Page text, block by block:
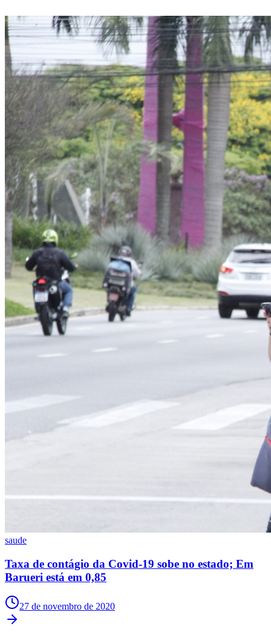
Publicidade Legal
Política
Saúde
Segurança
Cultura
Meio Ambiente
Obras
Educação
Bairros de Barueri
Selecione sua região Para notícias da sua região
Aldeia Aldeia da SerraAldeia de Barueri
Jubran Belval BethavilleBoa
VistaCalifórniaCarapicuíba CentroChácaras Marco
Cidades da
RegiãoCotiaCruz PretaEngenho NovoFazenda
MilitarItapeviJandiraJardim Audir Jardim BelvalJardim
CalifórniaJardim dos AltosJardim dos CamargosJardim
Esperança
Jardim GrazielaJardim Iracema Jardim Itaquiti Jardim
Julio
Jardim LíbanoJardim Maria Cristina Jardim Maria Helena Jardim
MutingaJardim Paraíso Jardim PaulistaJardim ReginaliceJardim São
Luís
Jardim São Pedro Jardim São SilvestreJardim SilveiraJardim
TupãJardim Tupanci MutingaNova AldeinhaOsascoParque dos
Camargos
Parque Imperial Parque Santa Luzia Parque VianaPirapora
do Bom JesusRecanto Phrynéa
Santana de
Silveira Vila Boa Vista
Vila Engenho Novo
Divulgar Vagas Novo
Publicidade Legal
do Bom JesusAraçariguamaCajamarCaieirasFranco da
Rocha
Anuncie Regional
Guia de Empresas
saude
Taxa de contágio da Covid-19 sobe no estado; Em
Barueri está em 0,85
27 de novembro de 2020